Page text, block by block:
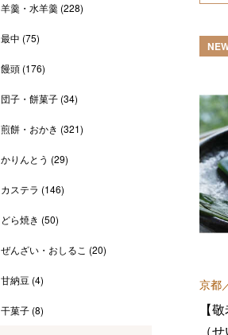
京都
【
（
羊羹・水羊羹 (228)
最中 (75)
饅頭 (176)
団子・餅菓子 (34)
煎餅・おかき (321)
かりんとう (29)
カステラ (146)
どら焼き (50)
ぜんざい・おしるこ (20)
甘納豆 (4)
干菓子 (8)